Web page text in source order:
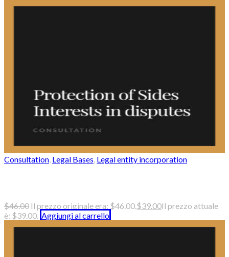
Consultation Legal Bases Legal entity incorporation
$46.00 Il prezzo originale era: $46.00. $39.00Il prezzo attuale
è: $39.00. Aggiungi al carrello